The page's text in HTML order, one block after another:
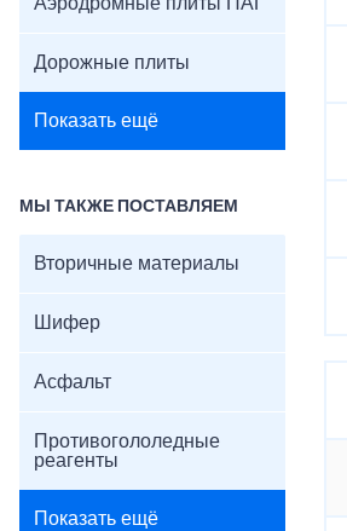
Дорожные плиты
Показать ещё
МЫ ТАКЖЕ ПОСТАВЛЯЕМ
Вторичные материалы
Шифер
Асфальт
Противогололедные
реагенты
Показать ещё